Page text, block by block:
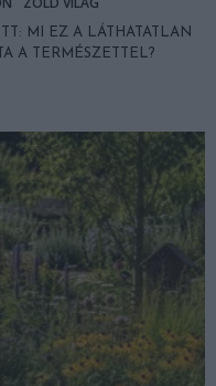
MI EZ A LÁTHATATLAN
A TERMÉSZETTEL?